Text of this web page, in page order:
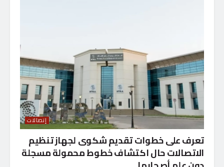
إتصالات
تعرف على خطوات تقديم شكوى لجهاز تنظيم
الاتصالات حال اكتشاف خطوط محمولة مسجلة